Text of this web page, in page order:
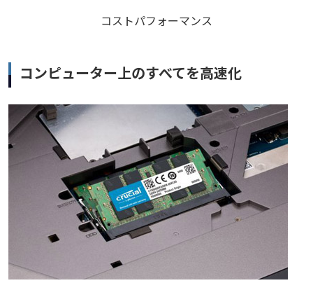
コストパフォーマンス
コンピューター上のすべてを高速化